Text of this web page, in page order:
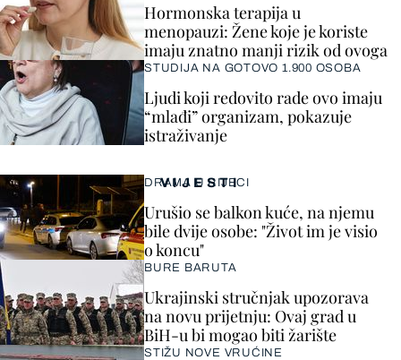
VIJESTI
DRAMA U RIJECI
Urušio se balkon kuće, na njemu
bile dvije osobe: "Život im je visio
o koncu"
BURE BARUTA
Ukrajinski stručnjak upozorava
na novu prijetnju: Ovaj grad u
BiH-u bi mogao biti žarište
STIŽU NOVE VRUĆINE
Hormonska terapija u
menopauzi: Žene koje je koriste
imaju znatno manji rizik od ovoga
STUDIJA NA GOTOVO 1.900 OSOBA
Ljudi koji redovito rade ovo imaju
“mlađi” organizam, pokazuje
istraživanje